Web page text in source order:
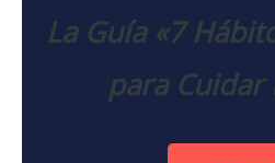
La Guía «7
para Cuidar